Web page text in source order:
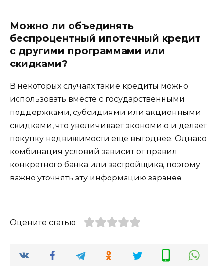
Можно ли объединять
беспроцентный ипотечный кредит
с другими программами или
скидками?
В некоторых случаях такие кредиты можно
использовать вместе с государственными
поддержками, субсидиями или акционными
скидками, что увеличивает экономию и делает
покупку недвижимости еще выгоднее. Однако
комбинация условий зависит от правил
конкретного банка или застройщика, поэтому
важно уточнять эту информацию заранее.
Оцените статью